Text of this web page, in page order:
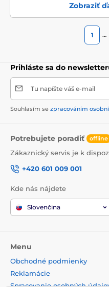
Zobraziť
1 …
Prihláste sa do
Tu napíšte váš e-mail
Souhlasím se zpracováním
Potrebujete poradiť offline
Zákaznický servis je k
+420 601 009 001
Kde nás nájdete
Slovenčina
Menu
Obchodné podmienky
Reklamácie